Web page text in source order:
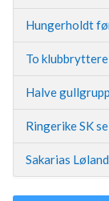
Hungerholdt
To
Halve
Ringerike SK
Sakarias